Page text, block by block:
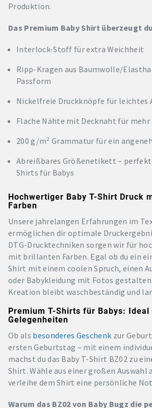
Produktion.
Das Premium Baby Shirt überzeugt
Interlock-Stoff für extra Weichheit
Ripp-Kragen aus Baumwolle/
Passform
Nickelfreie Druckknöpfe für leichtes
Flache Nähte mit Decknaht für
200 g/m² Grammatur für ein
Abreißbares Größenetikett –
Shirts für Babys
Hochwertiger Baby T-Shirt Druck
Farben
Unsere jahrelangen Erfahrungen im
ermöglichen dir optimale
DTG-Drucktechniken sorgen wir für
mit brillanten Farben. Egal ob du ein
Shirt mit einem coolen Spruch, einen
oder Babykleidung mit Fotos
Kreation bleibt waschbeständig und
Premium T-Shirts für Babys:
Gelegenheiten
Ob als besonderes Geschenk zur
ersten Geburtstag – mit einem
machst du das Baby T-Shirt BZ02 zu
Shirt. Wähle aus einer großen Auswahl
verleihe dem Shirt eine persönliche
Warum das BZ02 von Baby Bugz die